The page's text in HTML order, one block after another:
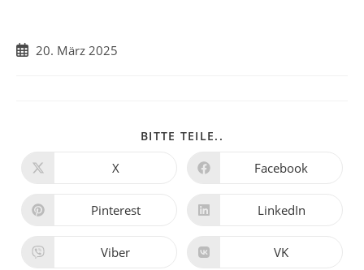
20. März 2025
BITTE TEILE..
X Facebook
Pinterest LinkedIn
Viber VK